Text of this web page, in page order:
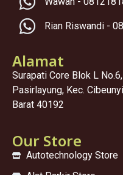
Rian Riswandi -
Alamat
Surapati Core Blok L
Pasirlayung, Kec.
Barat 40192
Our Store
Autotechnology Store